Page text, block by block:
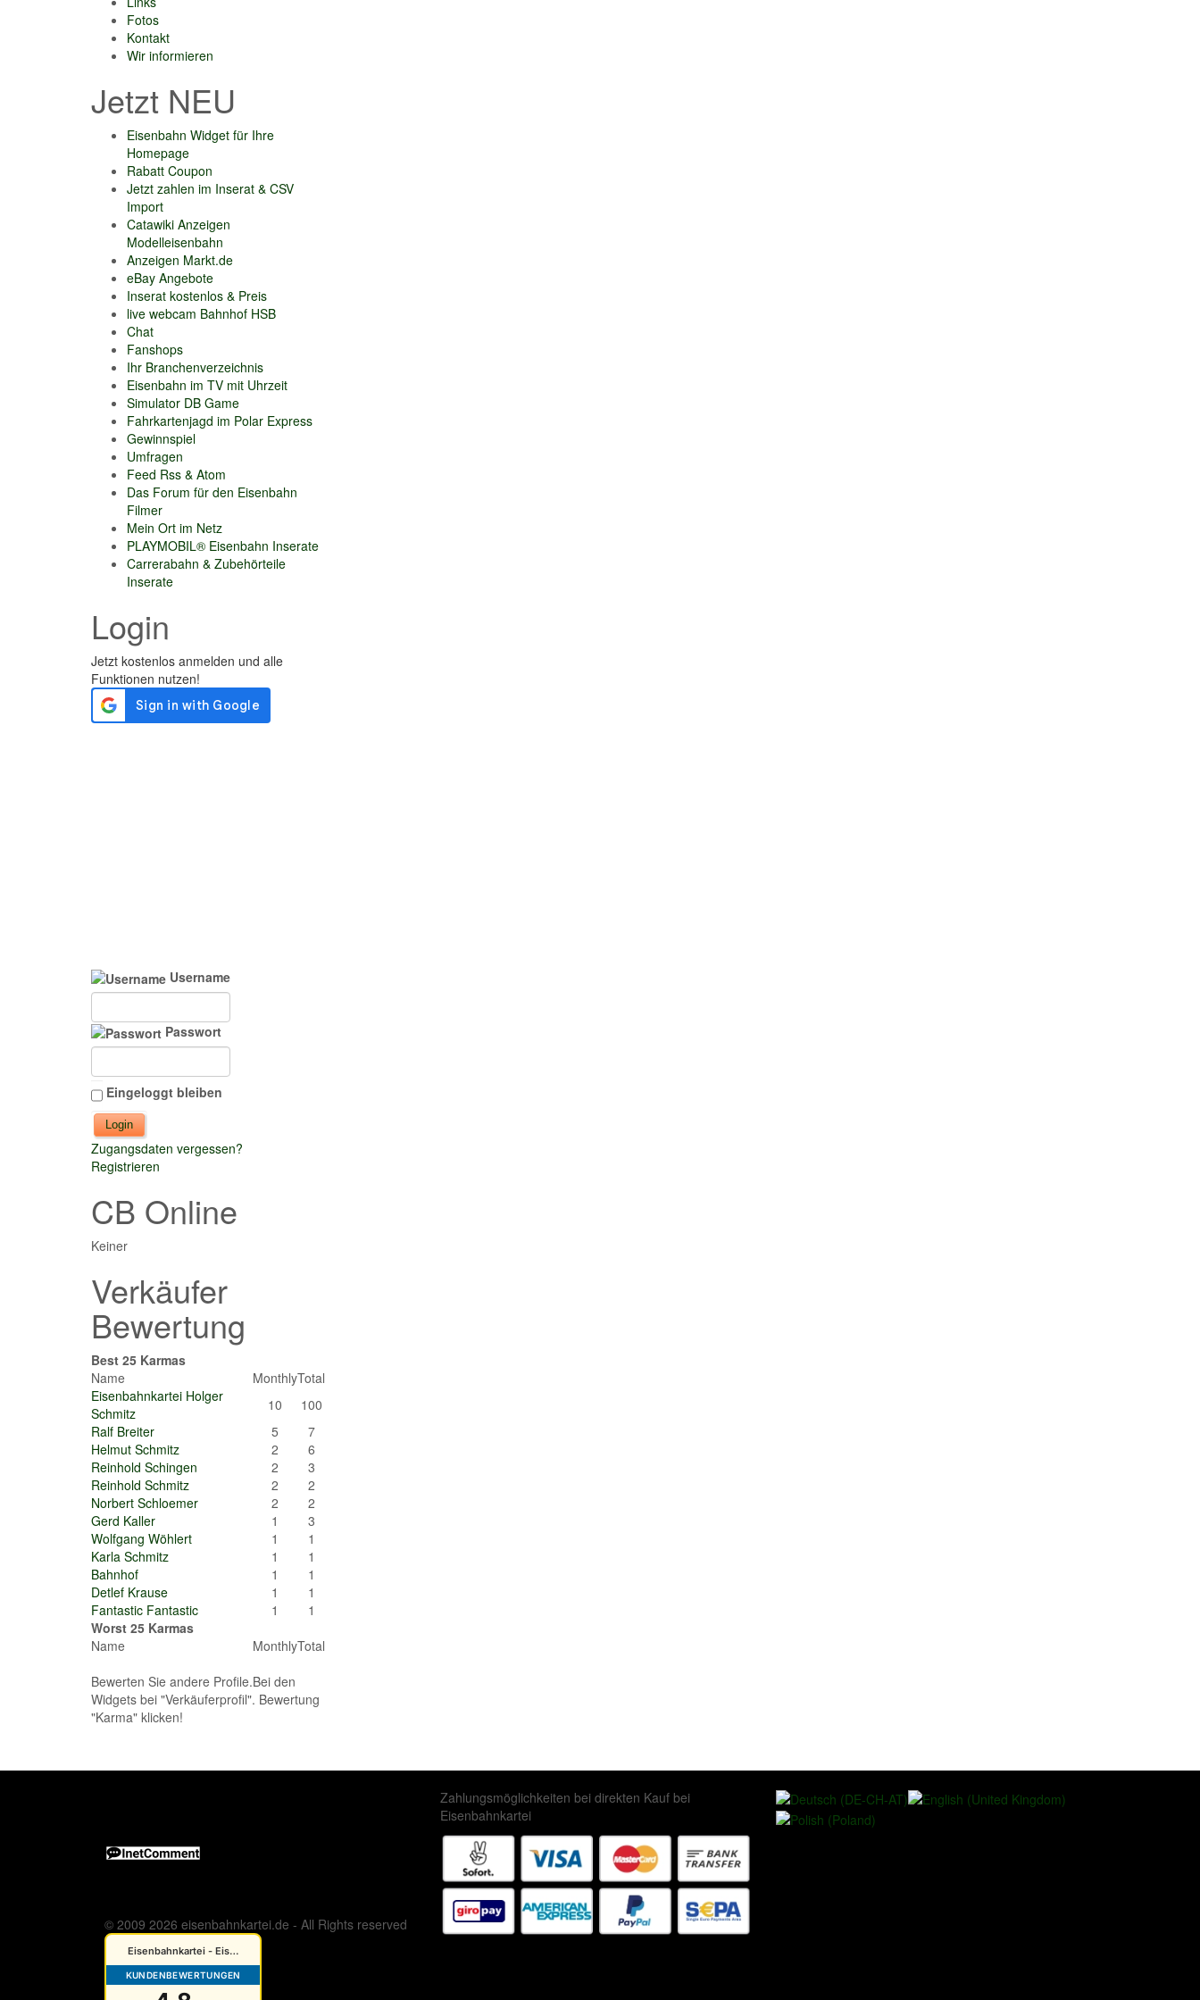
Fotos
Kontakt
Wir informieren
Jetzt NEU
Eisenbahn Widget für Ihre
Homepage
Rabatt Coupon
Jetzt zahlen im Inserat & CSV
Import
Catawiki Anzeigen
Modelleisenbahn
Anzeigen Markt.de
eBay Angebote
Inserat kostenlos & Preis
live webcam Bahnhof HSB
Chat
Fanshops
Ihr Branchenverzeichnis
Eisenbahn im TV mit Uhrzeit
Simulator DB Game
Fahrkartenjagd im Polar Express
Gewinnspiel
Umfragen
Feed Rss & Atom
Das Forum für den Eisenbahn
Filmer
Mein Ort im Netz
PLAYMOBIL® Eisenbahn Inserate
Carrerabahn & Zubehörteile
Inserate
Login
Username
Passwort
Eingeloggt bleiben
Zugangsdaten vergessen?
Registrieren
CB Online
Keiner
Verkäufer
Bewertung
Best 25 Karmas
Name
MonthlyTotal
Eisenbahnkartei Holger
Schmitz
10
100
Ralf Breiter
5
7
Helmut Schmitz
2
6
Reinhold Schingen
2
3
Reinhold Schmitz
2
2
Norbert Schloemer
2
2
Gerd Kaller
1
3
Wolfgang Wöhlert
1
1
Karla Schmitz
1
1
Bahnhof
1
1
Detlef Krause
1
1
Fantastic Fantastic
1
1
Worst 25 Karmas
Name
MonthlyTotal
Bewerten Sie andere Profile.Bei den
Widgets bei "Verkäuferprofil". Bewertung
"Karma" klicken!
© 2009 2026 eisenbahnkartei.de - All Rights reserved
Zahlungsmöglichkeiten bei direkten Kauf bei
Eisenbahnkartei